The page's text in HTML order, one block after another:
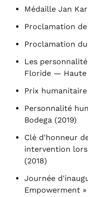
Médaille Jan
Proclamation
Proclamation
Les
Floride — Haute
Prix
Personnalité
Bodega (2019)
Clé d'honneur
intervention
(2018)
Journée
Empowerment